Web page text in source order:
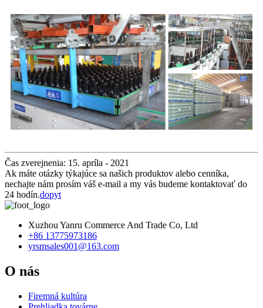
Čas zverejnenia: 15. apríla - 2021
Ak máte otázky týkajúce sa našich produktov alebo cenníka,
nechajte nám prosím váš e-mail a my vás budeme kontaktovať do
24 hodín.dopyt
Xuzhou Yanru Commerce And Trade Co, Ltd
+86 13775973186
yrsmsales001@163.com
O nás
Firemná kultúra